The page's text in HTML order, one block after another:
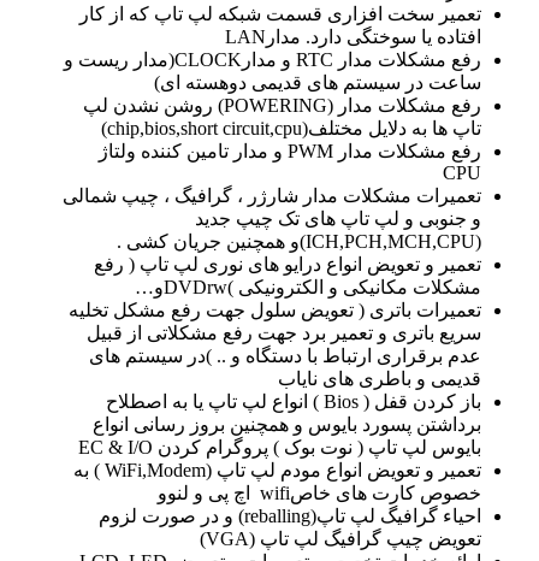
تعمیر سخت افزاری قسمت شبکه لپ تاپ که از کار
افتاده یا سوختگی دارد. مدارLAN
رفع مشکلات مدار RTC و مدارCLOCK(مدار ریست و
ساعت در سیستم های قدیمی دوهسته ای)
رفع مشکلات مدار (POWERING) روشن نشدن لپ
تاپ ها به دلایل مختلف(chip,bios,short circuit,cpu)
رفع مشکلات مدار PWM و مدار تامین کننده ولتاژ
CPU
تعمیرات مشکلات مدار شارژر ، گرافیگ ، چیپ شمالی
و جنوبی و لپ تاپ های تک چیپ جدید
(ICH,PCH,MCH,CPU)و همچنین جریان کشی .
تعمیر و تعویض انواع درایو های نوری لپ تاپ ( رفع
مشکلات مکانیکی و الکترونیکی )DVDrwو…
تعمیرات باتری ( تعویض سلول جهت رفع مشکل تخلیه
سریع باتری و تعمیر برد جهت رفع مشکلاتی از قبیل
عدم برقراری ارتباط با دستگاه و .. )در سیستم های
قدیمی و باطری های نایاب
باز کردن قفل ( Bios ) انواع لپ تاپ یا به اصطلاح
برداشتن پسورد بایوس و همچنین بروز رسانی انواع
بایوس لپ تاپ ( نوت بوک ) پروگرام کردن EC & I/O
تعمیر و تعویض انواع مودم لپ تاپ (WiFi,Modem ) به
خصوص کارت های خاصwifi اچ پی و لنوو
احیاء گرافیگ لپ تاپ(reballing) و در صورت لزوم
تعویض چیپ گرافیگ لپ تاپ (VGA)